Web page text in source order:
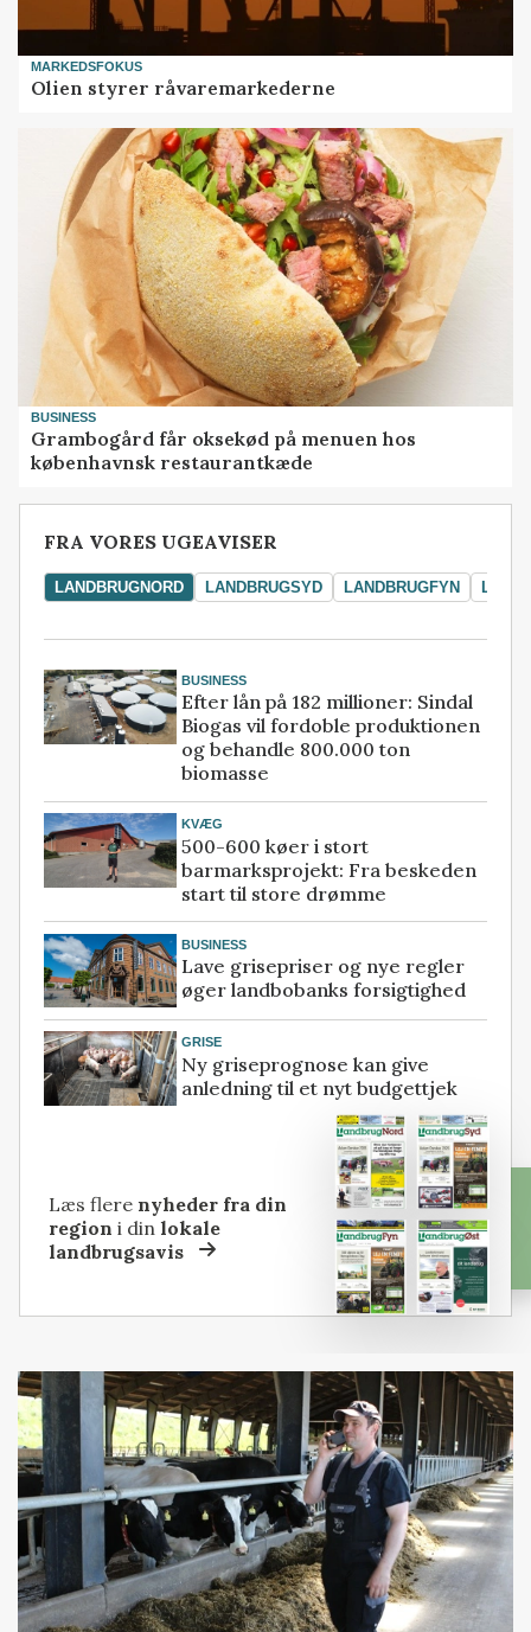
MARKEDSFOKUS
Olien styrer råvaremarkederne
BUSINESS
Grambogård får oksekød på menuen hos
københavnsk restaurantkæde
FRA VORES UGEAVISER
LANDBRUGNORD LANDBRUGSYD LANDBRUGFYN
BUSINESS
Efter lån på 182 millioner: Sindal
Biogas vil fordoble produktionen
og behandle 800.000 ton
biomasse
KVÆG
500-600 køer i stort
barmarksprojekt: Fra beskeden
start til store drømme
BUSINESS
Lave grisepriser og nye regler
øger landbobanks forsigtighed
GRISE
Ny griseprognose kan give
anledning til et nyt budgettjek
Læs flere nyheder fra din
region i dinlokale
landbrugsavis